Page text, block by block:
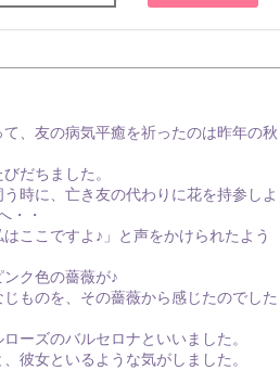
、友の病気平癒を祈ったのは昨年の秋
だちました。
時に、亡き友の代わりに花を持参しよ
・・
ここですよ♪」と声をかけられたよう
ク色の薔薇が♪
ものを、その薔薇から感じたのでした
ーズのバルセロナといいました。
彼女といるような気がしました。